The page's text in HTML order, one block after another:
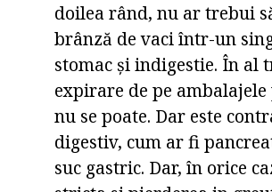
doilea rând, nu ar trebui
brânză de vaci într-un
stomac și indigestie. În
expirare de pe
nu se poate. Dar este
digestiv, cum ar fi
suc gastric. Dar, în orice